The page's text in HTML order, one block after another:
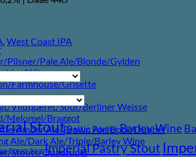
Pilsner/Pale Ale/Blonde/Gylden
Wit
Farmhouse/Grisette
Vildtgæret/Sour/Berliner Weisse
Melomel/Braggot
Amber Ale/Brown Ale/Bock/Dubbel
Ale/Dark Ale/Triple/Barley Wine
Stouts/Quadrupel
,West Coast IPA
StoutBaltic PorterBarley Wine
Cream Sour Imperial Pastry Stout